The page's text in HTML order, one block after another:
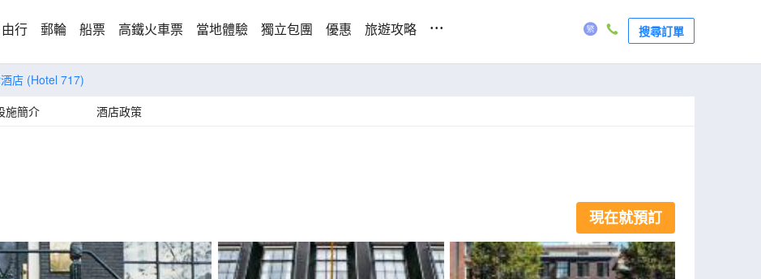
由行 郵輪 船票 高鐵火車票 當地體驗 獨立包團 優惠 旅遊攻略 ... 搜尋訂單
店 (Hotel 717)
施簡介 酒店政策
現在就預訂